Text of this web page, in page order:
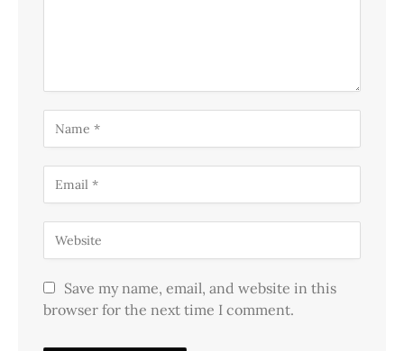
Save my name, email, and website in this
browser for the next time I comment.